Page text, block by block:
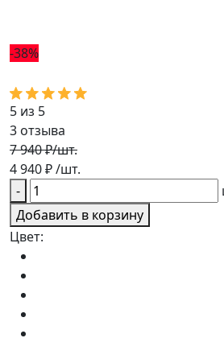
-38%
5 из 5
3 отзыва
7 940 ₽/шт.
4 940₽/шт.
-
Добавить в корзину
Цвет: